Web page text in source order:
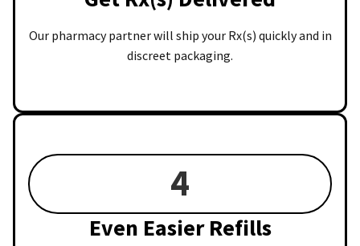
Our pharmacy partner will ship your Rx(s) quickly and in
discreet packaging.
4
Even Easier Refills